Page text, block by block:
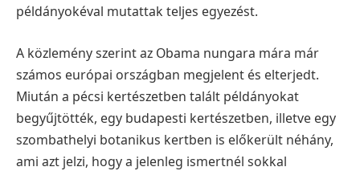
példányokéval mutattak teljes egyezést.
A közlemény szerint az Obama nungara mára már
számos európai országban megjelent és elterjedt.
Miután a pécsi kertészetben talált példányokat
begyűjtötték, egy budapesti kertészetben, illetve egy
szombathelyi botanikus kertben is előkerült néhány,
ami azt jelzi, hogy a jelenleg ismertnél sokkal